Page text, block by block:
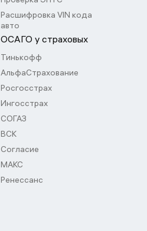
Расшифровка VIN кода
авто
ОСАГО у страховых
Тинькофф
АльфаСтрахование
Росгосстрах
Ингосстрах
СОГАЗ
ВСК
Согласие
МАКС
Ренессанс